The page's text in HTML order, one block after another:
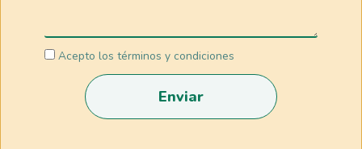
Acepto los términos y condiciones
Enviar